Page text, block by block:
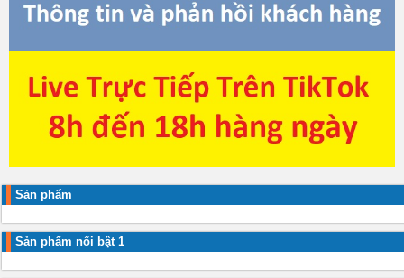
Sản phẩm
Sản phẩm nổi bật 1